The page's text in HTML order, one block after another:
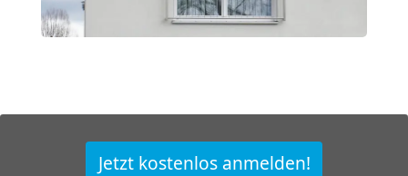
Jetzt kostenlos anmelden!